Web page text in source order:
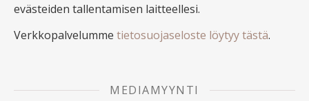
evästeiden tallentamisen laitteellesi.
Verkkopalvelumme tietosuojaseloste löytyy tästä.
MEDIAMYYNTI